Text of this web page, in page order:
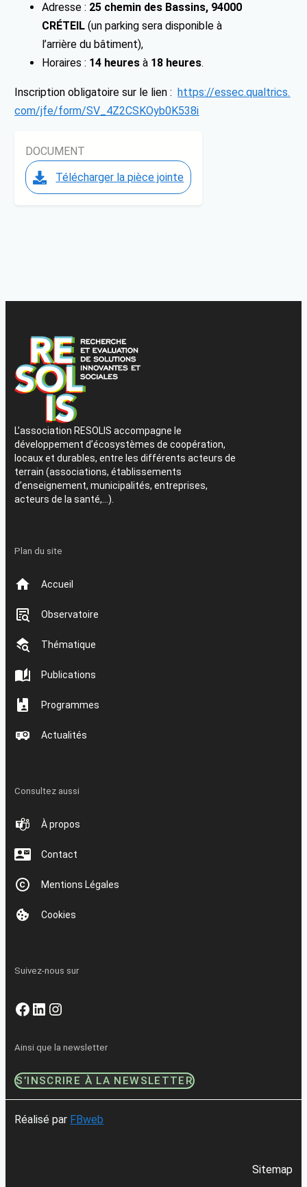
Adresse : 25 chemin des Bassins, 94000
CRÉTEIL(un parking sera disponible à
l’arrière du bâtiment),
Horaires : 14 heuresà 18 heures.
Inscription obligatoire sur le lien : https://essec.qualtrics.
com/jfe/form/SV_ 4Z2CSKOyb0K538i
DOCUMENT
Télécharger la pièce jointe
L’association RESOLIS accompagne le
développement d’écosystèmes de coopération,
locaux et durables, entre les différents acteurs de
terrain (associations, établissements
d’enseignement, municipalités, entreprises,
acteurs de la santé,…).
Plan du site
Accueil
Observatoire
Thématique
Publications
Programmes
Actualités
Consultez aussi
À propos
Contact
Mentions Légales
Cookies
Suivez-nous sur
Facebook
LinkedIn
Instagram
Ainsi que la newsletter
S’INSCRIRE À LA NEWSLETTER
Réalisé par FBweb
Sitemap